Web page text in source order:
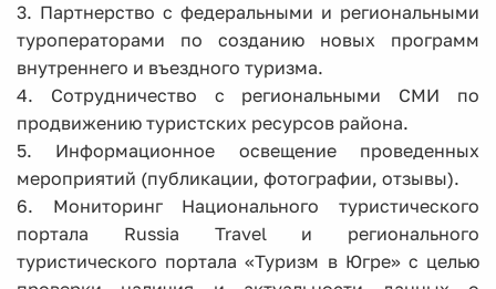
3. Партнерство с федеральными и региональными
туроператорами по созданию новых программ
внутреннего и въездного туризма.
4. Сотрудничество с региональными СМИ по
продвижению туристских ресурсов района.
5. Информационное освещение проведенных
мероприятий (публикации, фотографии, отзывы).
6. Мониторинг Национального туристического
портала Russia Travel и регионального
туристического портала «Туризм в Югре» с целью